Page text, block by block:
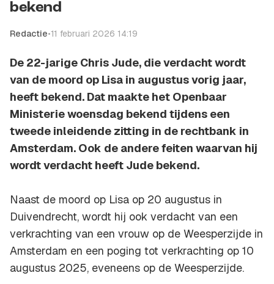
bekend
Redactie•11 februari 2026 14:19
De 22-jarige Chris Jude, die verdacht wordt
van de moord op Lisa in augustus vorig jaar,
heeft bekend. Dat maakte het Openbaar
Ministerie woensdag bekend tijdens een
tweede inleidende zitting in de rechtbank in
Amsterdam. Ook de andere feiten waarvan hij
wordt verdacht heeft Jude bekend.
Naast de moord op Lisa op 20 augustus in
Duivendrecht, wordt hij ook verdacht van een
verkrachting van een vrouw op de Weesperzijde in
Amsterdam en een poging tot verkrachting op 10
augustus 2025, eveneens op de Weesperzijde.